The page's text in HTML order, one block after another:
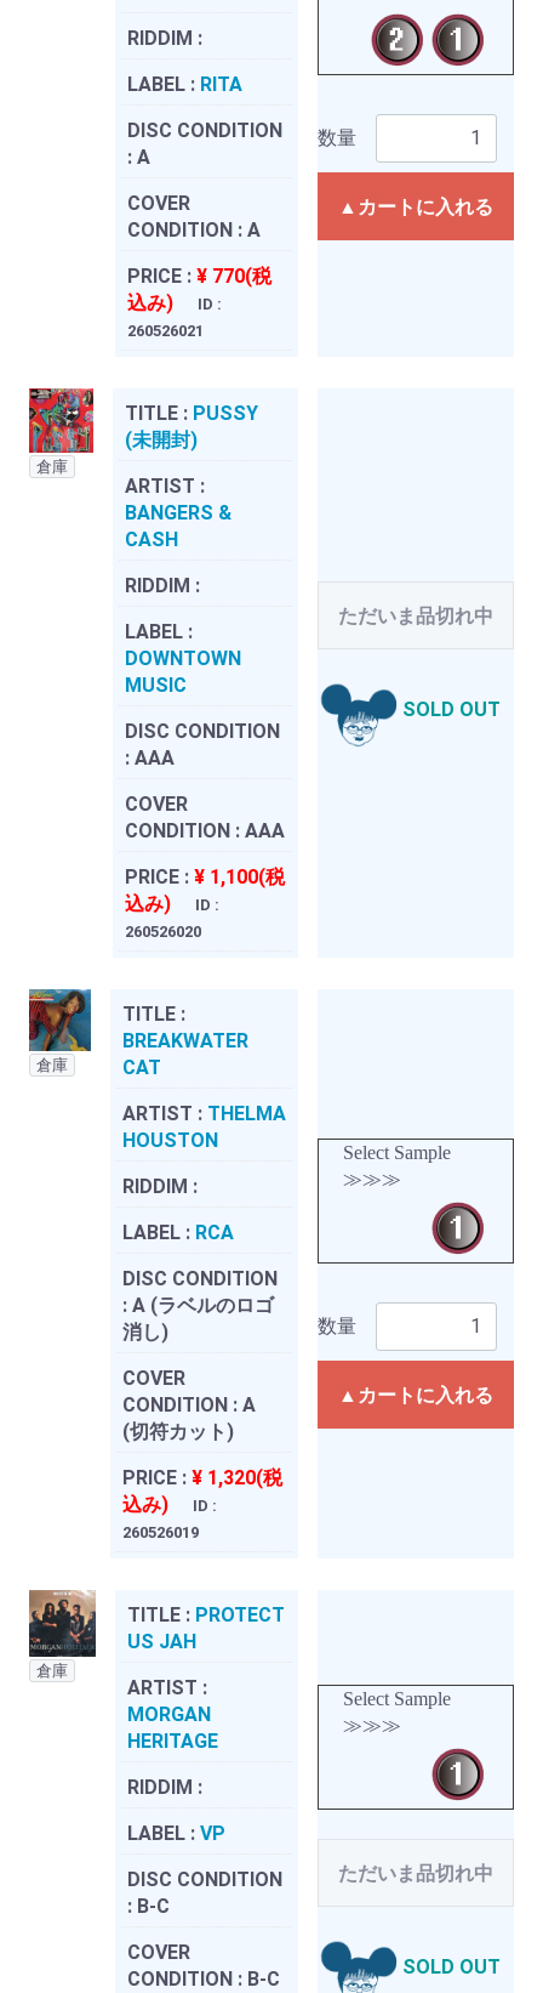
RIDDIM :
LABEL : RITA
DISC CONDITION
: A
COVER
CONDITION : A
PRICE : ¥ 770(税
込み)
ID :
260526021
数量
▲カートに入れる
倉庫
TITLE : PUSSY
(未開封)
ARTIST :
BANGERS &
CASH
RIDDIM :
LABEL :
DOWNTOWN
MUSIC
DISC CONDITION
: AAA
COVER
CONDITION : AAA
PRICE : ¥ 1,100(税
込み)
ID :
260526020
ただいま品切れ中
SOLD OUT
倉庫
TITLE :
BREAKWATER
CAT
ARTIST : THELMA
HOUSTON
RIDDIM :
LABEL : RCA
DISC CONDITION
: A (ラベルのロゴ
消し)
COVER
CONDITION : A
(切符カット)
PRICE : ¥ 1,320(税
込み)
ID :
260526019
Select Sample
≫≫≫
数量
▲カートに入れる
倉庫
TITLE : PROTECT
US JAH
ARTIST :
MORGAN
HERITAGE
RIDDIM :
LABEL : VP
DISC CONDITION
: B-C
COVER
CONDITION : B-C
Select Sample
≫≫≫
ただいま品切れ中
SOLD OUT